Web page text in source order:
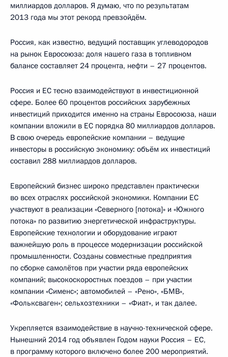
миллиардов долларов. Я думаю, что по результатам
2013 года мы этот рекорд превзойдём.
Россия, как известно, ведущий поставщик углеводородов
на рынок Евросоюза: доля нашего газа в топливном
балансе составляет 24 процента, нефти – 27 процентов.
Россия и ЕС тесно взаимодействуют в инвестиционной
сфере. Более 60 процентов российских зарубежных
инвестиций приходится именно на страны Евросоюза, наши
компании вложили в ЕС порядка 80 миллиардов долларов.
В свою очередь европейские компании – ведущие
инвесторы в российскую экономику: объём их инвестиций
составил 288 миллиардов долларов.
Европейский бизнес широко представлен практически
во всех отраслях российской экономики. Компании ЕС
участвуют в реализации «Северного [потока]» и «Южного
потока» по развитию энергетической инфраструктуры.
Европейские технологии и оборудование играют
важнейшую роль в процессе модернизации российской
промышленности. Созданы совместные предприятия
по сборке самолётов при участии ряда европейских
компаний; высокоскоростных поездов – при участии
компании «Сименс»; автомобилей – «Рено», «БМВ»,
«Фольксваген»; сельхозтехники – «Фиат», и так далее.
Укрепляется взаимодействие в научно-технической сфере.
Нынешний 2014 год объявлен Годом науки Россия – ЕС,
в программу которого включено более 200 мероприятий.